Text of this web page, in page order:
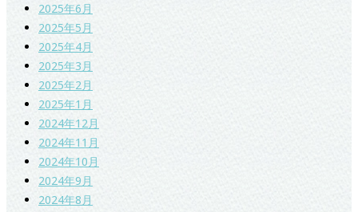
2025年6月
2025年5月
2025年4月
2025年3月
2025年2月
2025年1月
2024年12月
2024年11月
2024年10月
2024年9月
2024年8月